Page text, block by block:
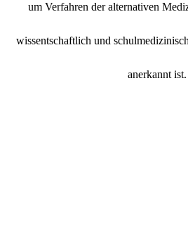
um Verfahren der alternativen
wissentschaftlich und
anerkannt ist.